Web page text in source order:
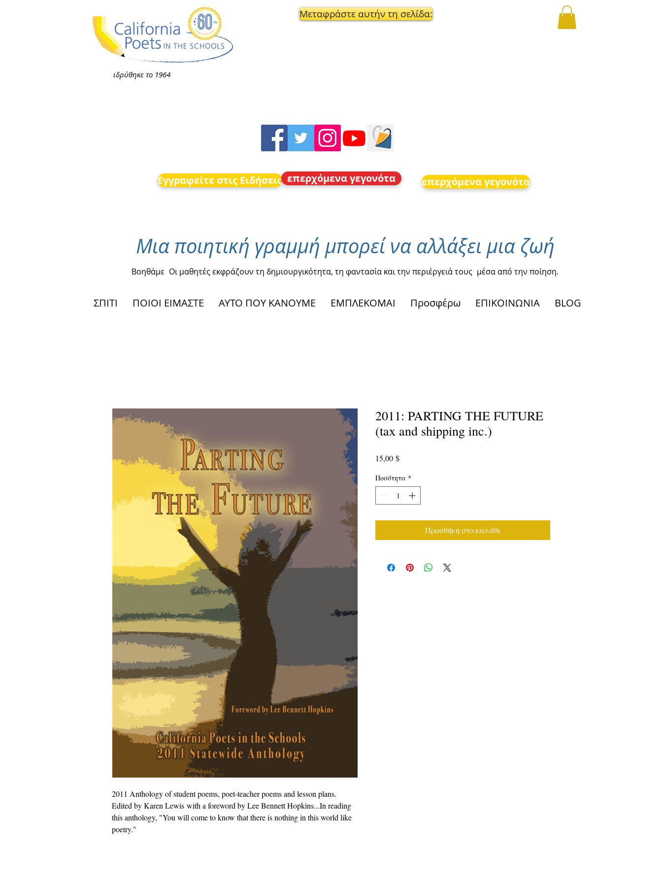
ιδρύθηκε το 1964
Μεταφράστε αυτήν τη σελίδα:
Εγγραφείτε στις Ειδήσεις επερχόμενα γεγονότα επερχόμενα γεγονότα
Μια ποιητική γραμμή μπορεί να αλλάξει μια ζωή
Βοηθάμε Οι μαθητές εκφράζουν τη δημιουργικότητα, τη φαντασία και την περιέργειά τους μέσα από την ποίηση.
ΣΠΙΤΙ ΠΟΙΟΙ ΕΙΜΑΣΤΕ ΑΥΤΟ ΠΟΥ ΚΑΝΟΥΜΕ ΕΜΠΛΕΚΟΜΑΙ Προσφέρω ΕΠΙΚΟΙΝΩΝΙΑ BLOG
2011 Anthology of student poems, poet-teacher poems and lesson plans.
Edited by Karen Lewis with a foreword by Lee Bennett Hopkins...In reading
this anthology, "You will come to know that there is nothing in this world like
poetry."
2011: PARTING THE FUTURE
(tax and shipping inc.)
15,00 $Τιμή
Ποσότητα *
Προσθήκη στο καλάθι